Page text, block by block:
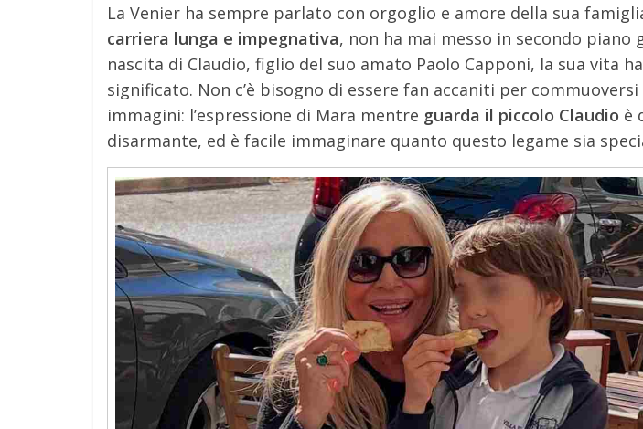
La Venier ha sempre parlato con orgoglio e amore della sua
carriera lunga e impegnativa, non ha mai messo in secondo piano
nascita di Claudio, figlio del suo amato Paolo Capponi, la sua vita
significato. Non c’è bisogno di essere fan accaniti per
immagini: l’espressione di Mara mentre guarda il piccolo Claudio è
disarmante, ed è facile immaginare quanto questo legame sia